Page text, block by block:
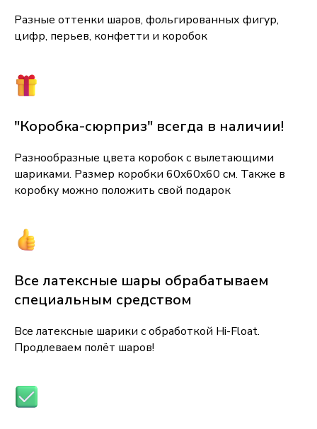
Разные оттенки шаров, фольгированных фигур,
цифр, перьев, конфетти и коробок
"Коробка-сюрприз" всегда в наличии!
Разнообразные цвета коробок с вылетающими
шариками. Размер коробки 60x60x60 см. Также в
коробку можно положить свой подарок
Все латексные шары обрабатываем
специальным средством
Все латексные шарики с обработкой Hi-Float.
Продлеваем полёт шаров!